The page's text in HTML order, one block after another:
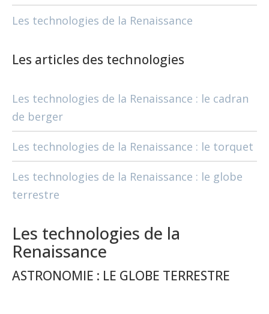
Les technologies de la Renaissance
Les articles des technologies
Les technologies de la Renaissance : le cadran
de berger
Les technologies de la Renaissance : le torquet
Les technologies de la Renaissance : le globe
terrestre
Les technologies de la
Renaissance
ASTRONOMIE : LE GLOBE TERRESTRE